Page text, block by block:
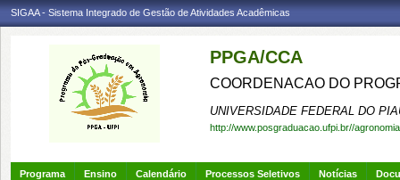
SIGAA - Sistema Integrado de Gestão de Atividades Acadêmicas
PPGA/CCA
COORDENACAO DO
UNIVERSIDADE FEDERAL DO
http://www.posgraduacao.ufpi.br//agronomia
Programa Ensino Calendário Processos Seletivos Notícias